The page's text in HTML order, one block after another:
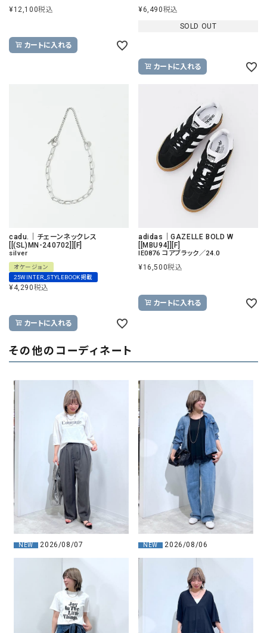
¥12,100税込
カートに入れる
¥6,490税込
SOLD OUT
カートに入れる
cadu.｜チェーンネックレス
[[(SL)MN-240702]][F]
silver
オケージョン
25WINTER_STYLEBOOK掲載
¥4,290税込
カートに入れる
adidas｜GAZELLE BOLD W
[[MBU94]][F]
IE0876 コアブラック／24.0
¥16,500税込
カートに入れる
その他のコーディネート
NEW 2026/08/07 NEW 2026/08/06